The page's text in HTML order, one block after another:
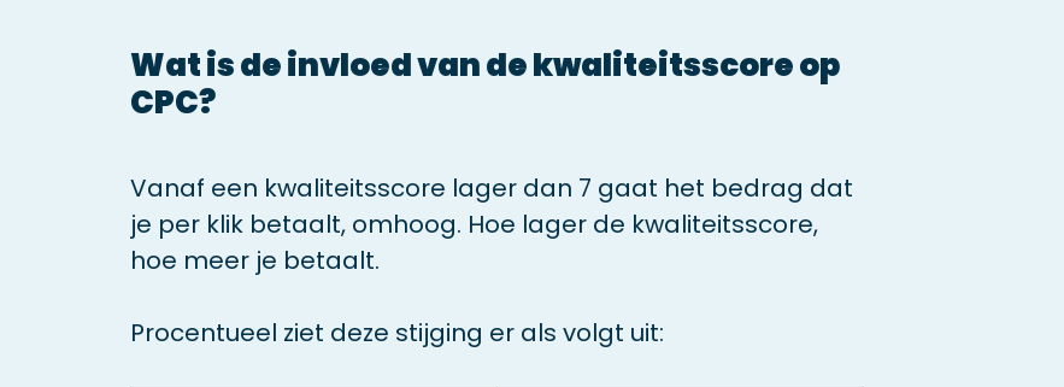
Wat is de invloed van de kwaliteitsscore op
CPC?
Vanaf een kwaliteitsscore lager dan 7 gaat het bedrag dat
je per klik betaalt, omhoog. Hoe lager de kwaliteitsscore,
hoe meer je betaalt.
Procentueel ziet deze stijging er als volgt uit: